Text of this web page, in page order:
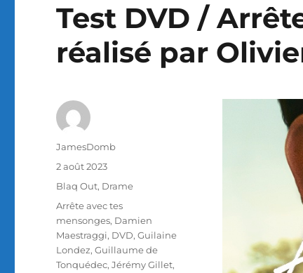
Test DVD /
réalisé par
Auteur
JamesDomb
Publié
le
2 août 2023
Catégories
Blaq Out, Drame
Étiquettes
Arrête avec tes
mensonges, Damien
Maestraggi, DVD,Guilaine
Londez,Guillaume de
Tonquédec,Jérémy Gillet,